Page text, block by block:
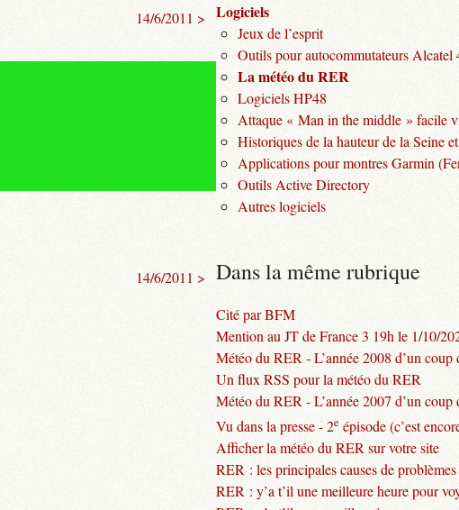
14/6/2011 >
14/6/2011 >
Logiciels
Jeux de l’esprit
Outils pour autocommutateurs Alcatel
La météo du RER
Logiciels HP48
Attaque « Man in the middle » facile
Historiques de la hauteur de la Seine
Applications pour montres Garmin
Outils Active Directory
Autres logiciels
Dans la même rubrique
Cité par BFM
Mention au JT de France 3 19h le 1/10/
Météo du RER - L’année 2008 d’un coup
Un flux RSS pour la météo du RER
Météo du RER - L’année 2007 d’un coup
Vu dans la presse - 2e épisode (c’est
Afficher la météo du RER sur votre site
RER : les principales causes de problèmes
RER : y’a t’il une meilleure heure pour